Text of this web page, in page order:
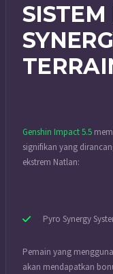
SISTEM
Genshin Impact 5.5
signifikan yang
ekstrem Natlan:
Pyro Synergy
Pemain yang
akan mendapatkan